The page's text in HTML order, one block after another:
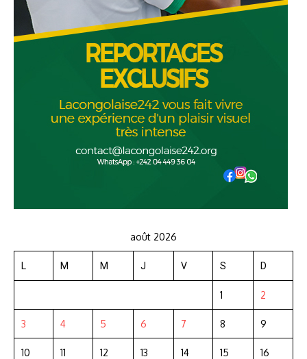
août 2026
L M M J V S D
1 2
3 4 5 6 7 8 9
10 11 12 13 14 15 16